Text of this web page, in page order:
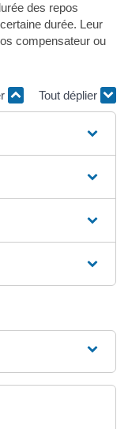
des repos
durée. Leur
compensateur ou
Tout déplier